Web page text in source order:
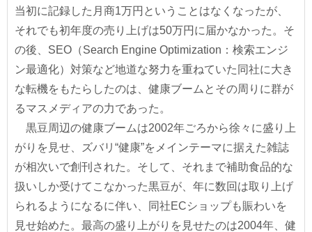
当初に記録した月商1万円ということはなくなったが、
それでも初年度の売り上げは50万円に届かなかった。そ
の後、SEO（Search Engine Optimization：検索エンジ
ン最適化）対策など地道な努力を重ねていた同社に大き
な転機をもたらしたのは、健康ブームとその周りに群が
るマスメディアの力であった。
黒豆周辺の健康ブームは2002年ごろから徐々に盛り上
がりを見せ、ズバリ“健康”をメインテーマに据えた雑誌
が相次いで創刊された。そして、それまで補助食品的な
扱いしか受けてこなかった黒豆が、年に数回は取り上げ
られるようになるに伴い、同社ECショップも賑わいを
見せ始めた。最高の盛り上がりを見せたのは2004年、健